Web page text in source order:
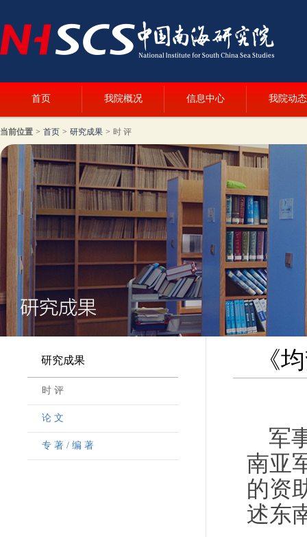
首页 我院概况 信息中心 我院动态
当前位置 > 首页 > 研究成果 > 时 评
研究成果
时 评
论 文
专 著 / 编 著
《
军
南亚
的资
述东